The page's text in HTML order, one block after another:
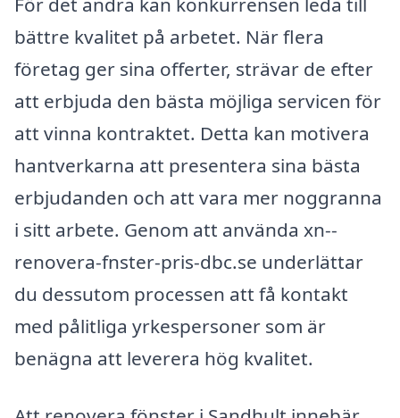
bättre kvalitet på arbetet. När flera
företag ger sina offerter, strävar de efter
att erbjuda den bästa möjliga servicen för
att vinna kontraktet. Detta kan motivera
hantverkarna att presentera sina bästa
erbjudanden och att vara mer noggranna
i sitt arbete. Genom att använda xn--
renovera-fnster-pris-dbc.se underlättar
du dessutom processen att få kontakt
med pålitliga yrkespersoner som är
benägna att leverera hög kvalitet.